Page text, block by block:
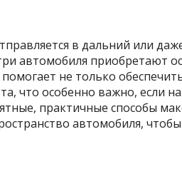
в дальний или
автомобиля приобретают
не только
что особенно важно, если
практичные способы
автомобиля,